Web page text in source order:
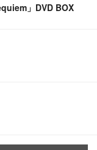
」DVD BOX